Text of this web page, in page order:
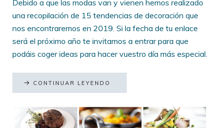
Debido a que las modas van y vienen hemos realizado
una recopilación de 15 tendencias de decoración que
nos encontraremos en 2019. Si la fecha de tu enlace
será el próximo año te invitamos a entrar para que
podáis coger ideas para hacer vuestro día más especial.
CONTINUAR LEYENDO